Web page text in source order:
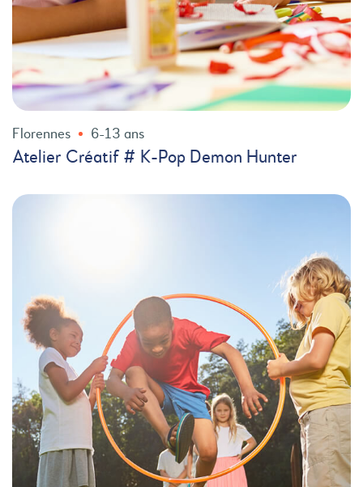
Florennes 6-13 ans
Atelier Créatif # K-Pop Demon Hunter